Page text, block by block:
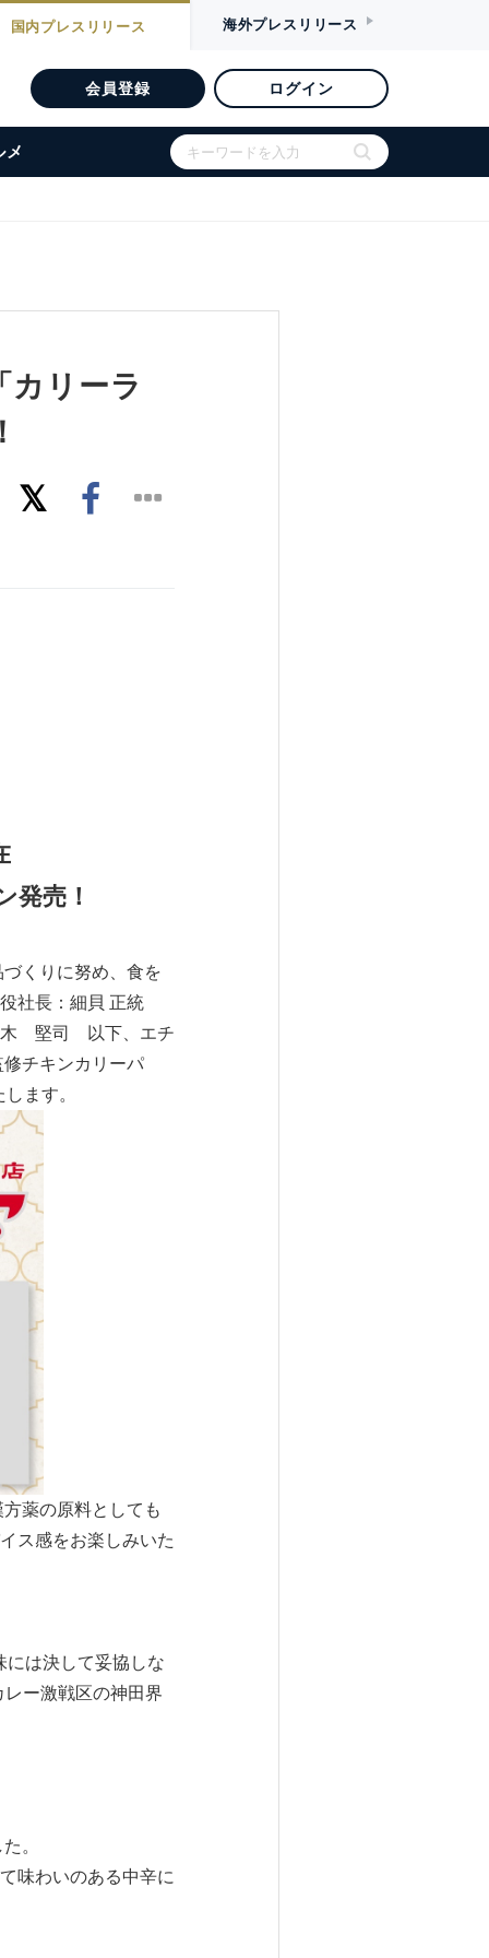
国内プレスリリース 海外プレスリリース
会員登録 ログイン
メ
カリーラ
発売！
くりに努め、食を
社長：細貝 正統
木 堅司 以下、エチ
チキンカリーパ
ます。
薬の原料としても
ス感をお楽しみいた
には決して妥協しな
ー激戦区の神田界
。
味わいのある中辛に